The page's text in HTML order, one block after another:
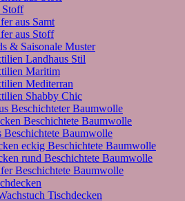
Stoff
aus Samt
aus Stoff
& Saisonale Muster
Landhaus Stil
Maritim
Mediterran
Shabby Chic
Beschichteter Baumwolle
Beschichtete Baumwolle
Beschichtete Baumwolle
eckig Beschichtete Baumwolle
rund Beschichtete Baumwolle
Beschichtete Baumwolle
Tischdecken